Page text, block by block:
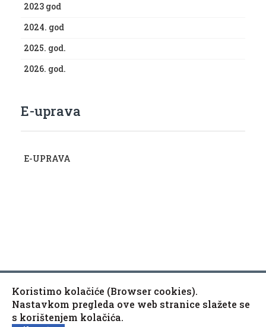
2023 god
2024. god
2025. god.
2026. god.
E-uprava
E-UPRAVA
Copyright © 2010-2020 Općina Kaptol, Školska 3, 34334
Kaptol
Koristimo kolačiće (Browser cookies).
Nastavkom pregleda ove web stranice slažete se
s korištenjem kolačića.